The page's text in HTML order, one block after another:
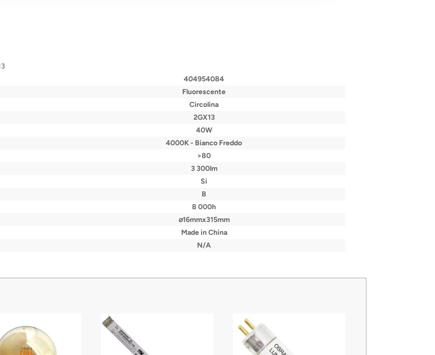
404954084
Fluorescente
Circolina
2GX13
40W
4000K - Bianco Freddo
>80
3 300lm
Si
B
8 000h
⌀16mmx315mm
Made in China
N/A